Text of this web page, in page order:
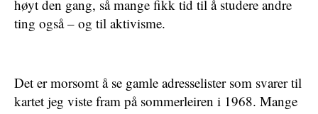
høyt den gang, så mange fikk tid til å studere andre
ting også – og til aktivisme.
Det er morsomt å se gamle adresselister som svarer til
kartet jeg viste fram på sommerleiren i 1968. Mange